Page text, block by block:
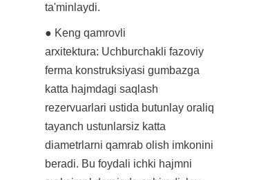
ta'minlaydi.
● Keng qamrovli
arxitektura: Uchburchakli fazoviy
ferma konstruksiyasi gumbazga
katta hajmdagi saqlash
rezervuarlari ustida butunlay oraliq
tayanch ustunlarsiz katta
diametrlarni qamrab olish imkonini
beradi. Bu foydali ichki hajmni